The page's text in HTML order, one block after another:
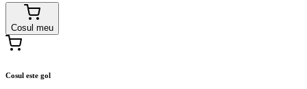
Cosul meu
Cosul este gol